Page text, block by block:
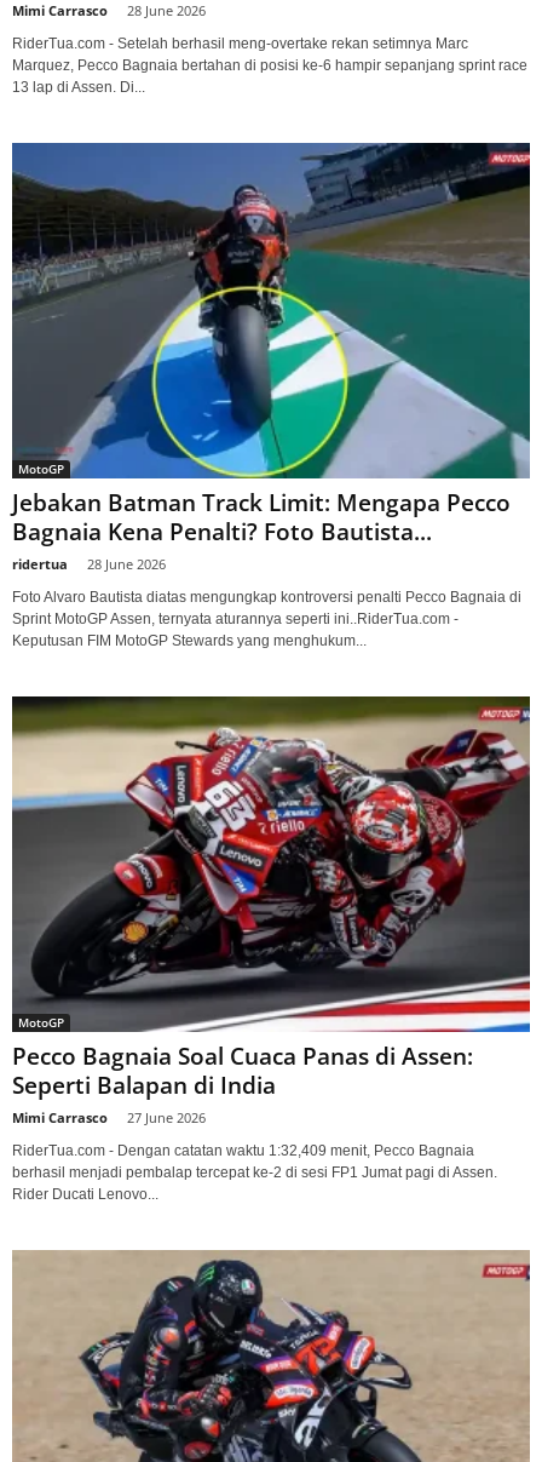
Mimi Carrasco 28 June 2026
RiderTua.com - Setelah berhasil meng-overtake rekan setimnya Marc
Marquez, Pecco Bagnaia bertahan di posisi ke-6 hampir sepanjang sprint race
13 lap di Assen. Di...
MotoGP
Jebakan Batman Track Limit: Mengapa Pecco
Bagnaia Kena Penalti? Foto Bautista...
ridertua 28 June 2026
Foto Alvaro Bautista diatas mengungkap kontroversi penalti Pecco Bagnaia di
Sprint MotoGP Assen, ternyata aturannya seperti ini..RiderTua.com -
Keputusan FIM MotoGP Stewards yang menghukum...
MotoGP
Pecco Bagnaia Soal Cuaca Panas di Assen:
Seperti Balapan di India
Mimi Carrasco 27 June 2026
RiderTua.com - Dengan catatan waktu 1:32,409 menit, Pecco Bagnaia
berhasil menjadi pembalap tercepat ke-2 di sesi FP1 Jumat pagi di Assen.
Rider Ducati Lenovo...